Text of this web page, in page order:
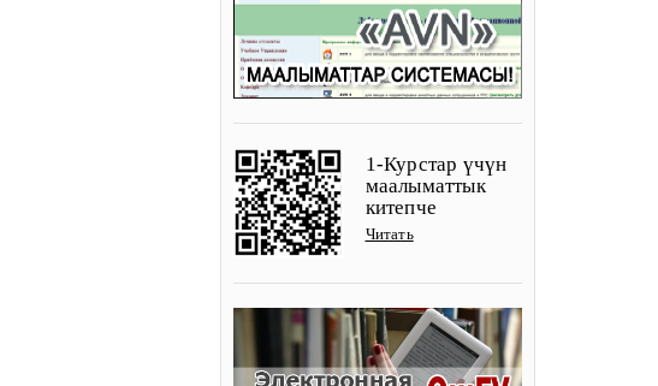
1-Курстар үчүн
маалыматтык
китепче
Читать